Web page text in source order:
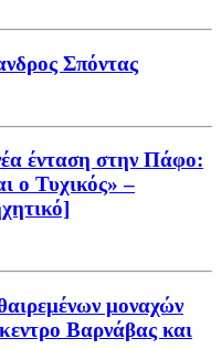
Σπόντας
ένταση στην Πάφο:
ο Τυχικός» –
μοναχών
Βαρνάβας και